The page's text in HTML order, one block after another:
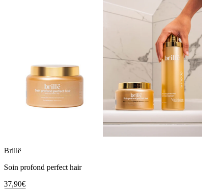
Brillë
Soin profond perfect hair
37,90€